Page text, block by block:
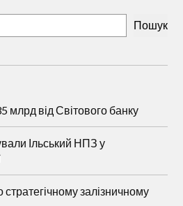
Пошук
млрд від Світового банку
Ільський НПЗ у
залізничному